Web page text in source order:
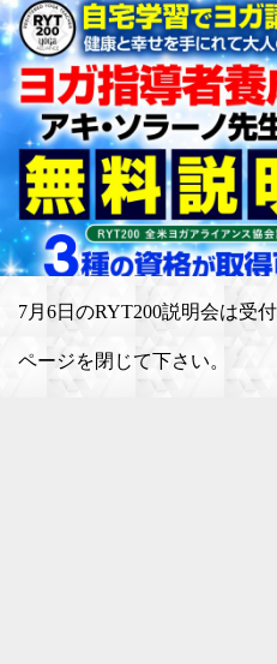
7月6日のRYT200説明会は受
ページを閉じて下さい。